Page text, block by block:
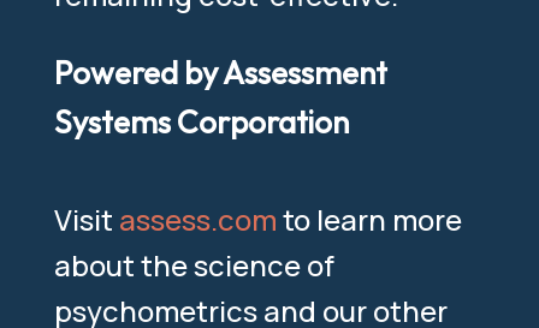
Powered by Assessment
Systems Corporation
Visit assess.comto learn more
about the science of
psychometrics and our other